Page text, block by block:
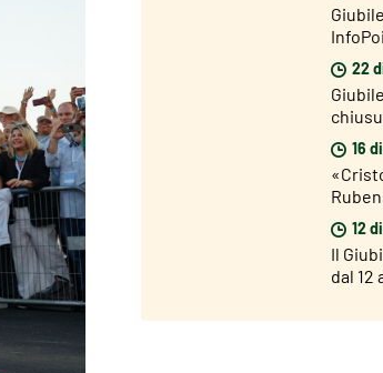
22
Sante
16
12
Il
dal 12